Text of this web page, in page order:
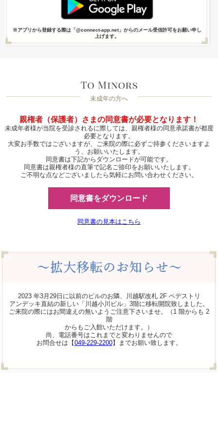
※アプリから登録する際は「@connect-app.net」からのメール受信許可をお願い申し
上げます。
未成年の方へ
親権者（保護者）さまの同意書が必要となります！
未成年者様が当院を受診されるに際しては、親権者様の同意承諾書が都度
必要となります。
大変お手数ではございますが、ご来院の際に必ずご持参くださいますよ
う、お願いいたします。
同意書は下記からダウンロードが可能です。
同意書は親権者様の直筆で記名ご捺印をお願いいたします。
ご不明な点などございましたら気軽にお問い合わせください。
同意書をダウンロード
同意書の見本はこちら
2023 年3月29日に以前のビルのお隣、川越駅改札 2F ペデストリ
アンデッキ直結の新しい「川越小川ビル」3階に移転開院致しました。
ご来院の際にはお間違えの無いようご注意下さいませ。（1 階からも 2
階
からもご入館いただけます。）
尚、電話番号はこれまでと変わりませんので
お問合せは【049-229-2200】までお願い致します。